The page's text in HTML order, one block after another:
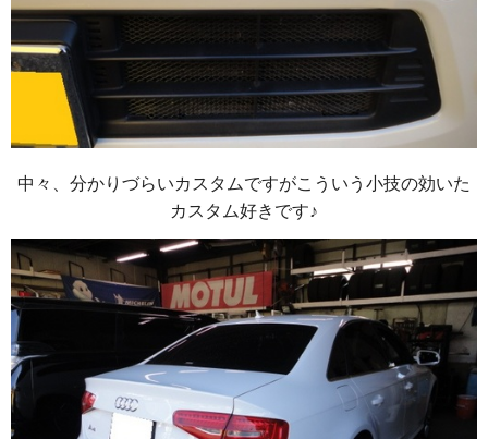
中々、分かりづらいカスタムですがこういう小技の効いた
カスタム好きです♪